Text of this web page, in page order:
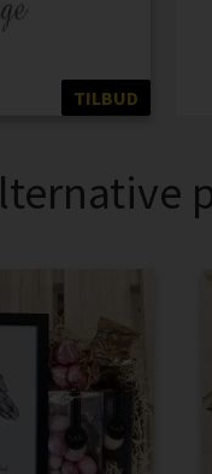
TILBUD